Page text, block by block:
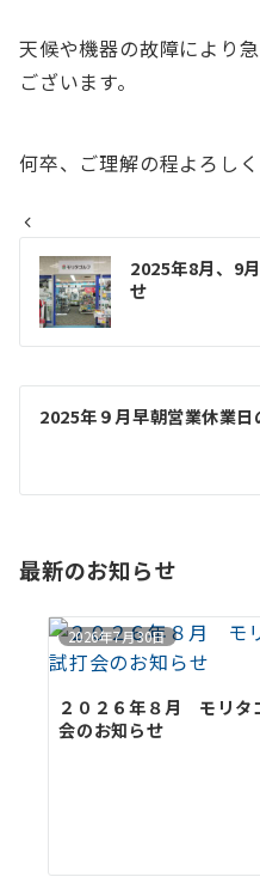
天候や機器の故障により
ございます。
何卒、ご理解の程よろし
投
稿
ナ
ビ
ゲ
シ
ン
2025年8月、9
せ
2025年９月早朝営業休業日
最新のお知らせ
2026年7月30日
２０２６年８月 モリタ
会のお知らせ